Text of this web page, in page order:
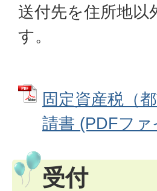
送付先を住所地
す。
固定資産税（
請書 (PDFフ
受付